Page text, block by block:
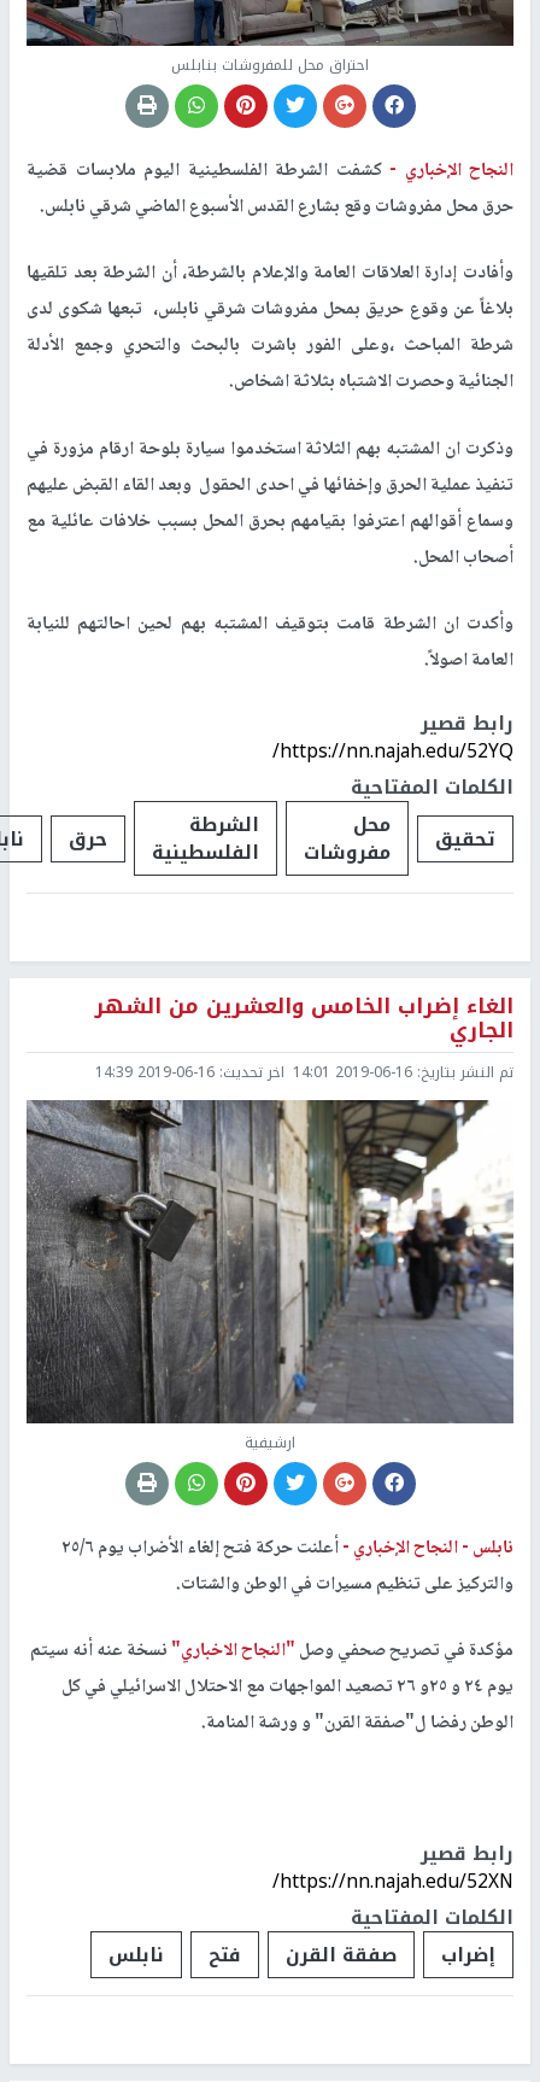
احتراق محل للمفروشات بنابلس
النجاح الإخباري -كشفت الشرطة الفلسطينية اليوم ملابسات قضية
حرق محل مفروشات وقع بشارع القدس الأسبوع الماضي شرقي نابلس.
وأفادت إدارة العلاقات العامة والإعلام بالشرطة، أن الشرطة بعد تلقيها
بلاغاً عن وقوع حريق بمحل مفروشات شرقي نابلس، تبعها شكوى لدى
شرطة المباحث ،وعلى الفور باشرت بالبحث والتحري وجمع الأدلة
الجنائية وحصرت الاشتباه بثلاثة اشخاص.
وذكرت ان المشتبه بهم الثلاثة استخدموا سيارة بلوحة ارقام مزورة في
تنفيذ عملية الحرق وإخفائها في احدى الحقول وبعد القاء القبض عليهم
وسماع أقوالهم اعترفوا بقيامهم بحرق المحل بسبب خلافات عائلية مع
أصحاب المحل.
وأكدت ان الشرطة قامت بتوقيف المشتبه بهم لحين احالتهم للنيابة
العامة اصولاً.
رابط قصير
https://nn.najah.edu/52YQ/
الكلمات المفتاحية
تحقيق
محل
مفروشات
الشرطة
الفلسطينية حرق
الغاء إضراب الخامس والعشرين من الشهر
الجاري
تم النشر بتاريخ: 2019-06-16 14:01 اخر تحديث: 2019-06-16 14:39
ارشيفية
نابلس -النجاح الإخباري -
أعلنت حركة فتح إلغاء الأضراب يوم ٢٥/٦
والتركيز على تنظيم مسيرات في الوطن والشتات.
مؤكدة في تصريح صحفي وصل"النجاح الاخباري"نسخة عنه أنه سيتم
يوم ٢٤ و ٢٥و ٢٦ تصعيد المواجهات مع الاحتلال الاسرائيلي في كل
الوطن رفضا ل"صفقة القرن" و ورشة المنامة.
رابط قصير
https://nn.najah.edu/52XN/
الكلمات المفتاحية
إضراب
صفقة القرن فتح نابلس